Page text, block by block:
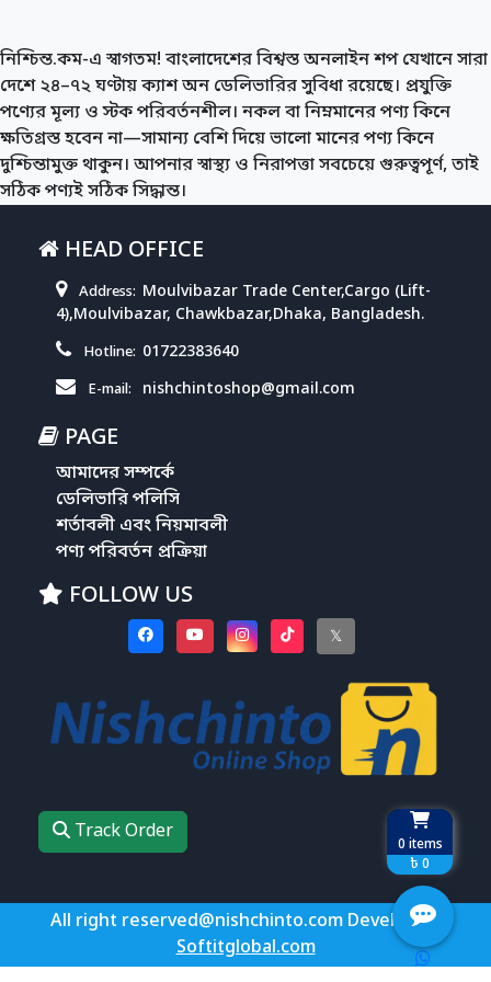
0 items
৳ 0
নিশ্চিন্ত.কম-এ স্বাগতম! বাংলাদেশের বিশ্বস্ত অনলাইন শপ যেখানে সারা
দেশে ২৪–৭২ ঘণ্টায় ক্যাশ অন ডেলিভারির সুবিধা রয়েছে। প্রযুক্তি
পণ্যের মূল্য ও স্টক পরিবর্তনশীল। নকল বা নিম্নমানের পণ্য কিনে
ক্ষতিগ্রস্ত হবেন না—সামান্য বেশি দিয়ে ভালো মানের পণ্য কিনে
দুশ্চিন্তামুক্ত থাকুন। আপনার স্বাস্থ্য ও নিরাপত্তা সবচেয়ে গুরুত্বপূর্ণ, তাই
সঠিক পণ্যই সঠিক সিদ্ধান্ত।
HEAD OFFICE
Address: Moulvibazar Trade Center,Cargo (Lift-
4),Moulvibazar, Chawkbazar,Dhaka, Bangladesh.
Hotline: 01722383640
E-mail: nishchintoshop@gmail.com
PAGE
আমাদের সম্পর্কে
ডেলিভারি পলিসি
শর্তাবলী এবং নিয়মাবলী
পণ্য পরিবর্তন প্রক্রিয়া
FOLLOW US
𝕏
Track Order
All right reserved@nishchinto.com Develop by
Softitglobal.com